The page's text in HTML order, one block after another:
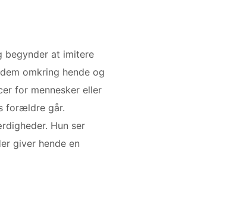
begynder at imitere
omkring hende og
for mennesker eller
forældre går.
Hun ser
giver hende en